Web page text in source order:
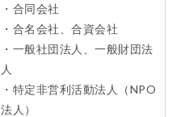
・合同会社
・合名会社、合資会社
・一般社団法人、一般財団法
人
・特定非営利活動法人（NPO
法人）